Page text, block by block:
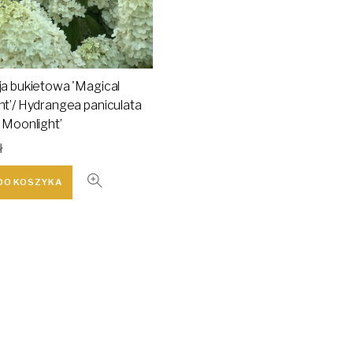
bukietowa 'Magical
Hydrangea paniculata
KOSZYKA